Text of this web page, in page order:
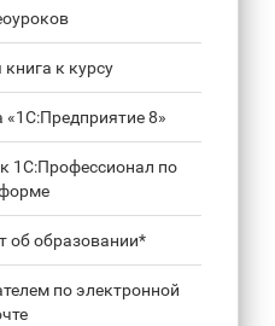
к курсу
8»
1С:Профессионал по
об образовании*
по электронной